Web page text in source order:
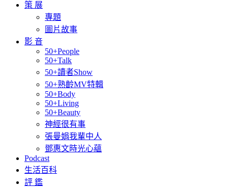
策 展
專題
圖片故事
影 音
50+People
50+Talk
50+讀者Show
50+熟齡MV特輯
50+Body
50+Living
50+Beauty
神經很有事
張曼娟我輩中人
鄧惠文時光心蘊
Podcast
生活百科
評 鑑